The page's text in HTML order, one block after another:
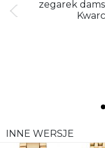
INNE WERSJE